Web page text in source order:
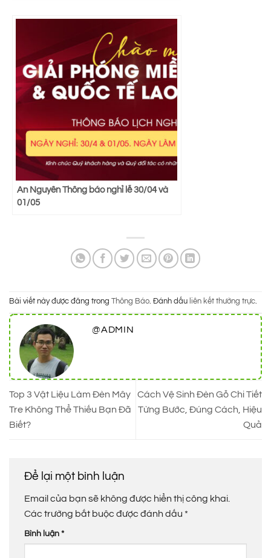
An Nguyên Thông báo nghỉ lễ 30/04 và
01/05
Bài viết này được đăng trong Thông Báo. Đánh dấu liên kết thường trực.
@ADMIN
Top 3 Vật Liệu Làm Đèn Mây
Tre Không Thể Thiếu Bạn Đã
Biết?
Cách Vệ Sinh Đèn Gỗ Chi Tiết
Từng Bước, Đúng Cách, Hiệu
Quả
Để lại một bình luận
Email của bạn sẽ không được hiển thị công khai.
Các trường bắt buộc được đánh dấu *
Bình luận *